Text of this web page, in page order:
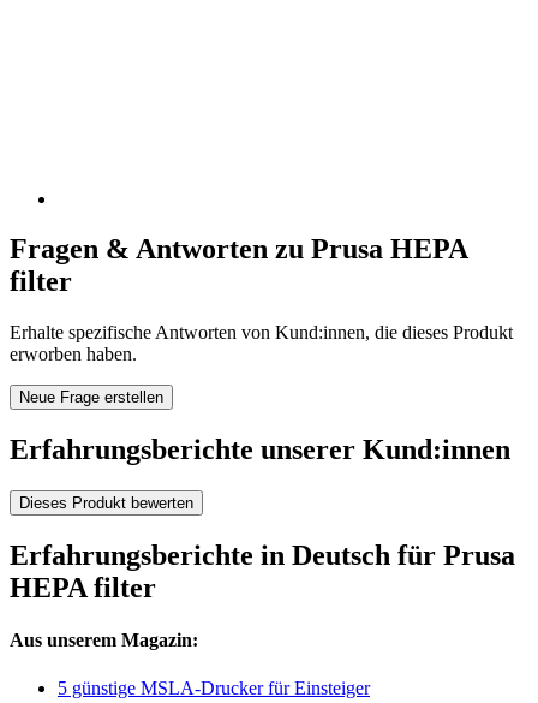
Fragen & Antworten zu Prusa HEPA
filter
Erhalte spezifische Antworten von Kund:innen, die dieses Produkt
erworben haben.
Neue Frage erstellen
Erfahrungsberichte unserer Kund:innen
Dieses Produkt bewerten
Erfahrungsberichte in Deutsch für Prusa
HEPA filter
Aus unserem Magazin:
5 günstige MSLA-Drucker für Einsteiger